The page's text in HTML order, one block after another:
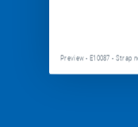
Preview - E10087 - Strap